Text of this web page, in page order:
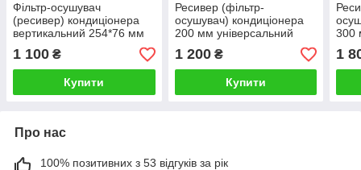
Фільтр-осушувач
(ресивер) кондиціонера
вертикальний 254*76 мм
на трактори Case та New
Holland
1 100 ₴
Купити
Ресивер (фільтр-
осушувач) кондиціонера
200 мм універсальний
тракторів і спецтехніки
1 200₴
Купити
300
1
Про нас
100% позитивних з 53 відгуків за рік